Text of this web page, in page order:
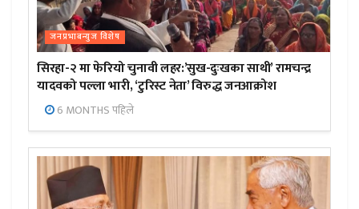
जनप्रभाबन्युज विशेष
सिरहा-२ मा फेरियो चुनावी लहर:’सुख-दुःखका साथी’ रामचन्द्र
यादवको पल्ला भारी, ‘टुरिस्ट नेता’ विरुद्ध जनआक्रोश
6 MONTHS पहिले